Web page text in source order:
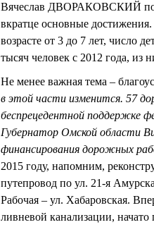
Вячеслав ДВОРАКОВСКИЙ
вкратце основные
возрасте от 3 до 7 лет, число
тысяч человек с 2012 года, из
Не менее важная тема –
в этой части изменится. 57
беспрецедентной поддержке
Губернатор Омской области
финансирования дорожных
2015 году, напомним,
путепровод по ул. 21-я
Рабочая – ул. Хабаровская.
ливневой канализации,